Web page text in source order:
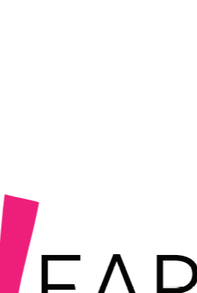
MENIU
Categorii